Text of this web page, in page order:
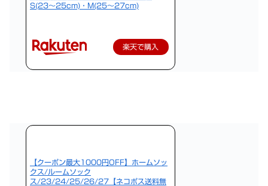
S(23〜25cm)・M(25〜27cm)
楽天で購入
【クーポン最大1000円OFF】ホームソッ
クス/ルームソック
ス/23/24/25/26/27【ネコポス送料無